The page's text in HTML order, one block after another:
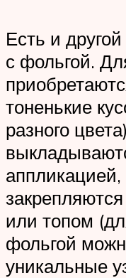
Есть и
с фольгой.
тоненькие
разного
аппликацией,
или топом
фольгой
уникальные